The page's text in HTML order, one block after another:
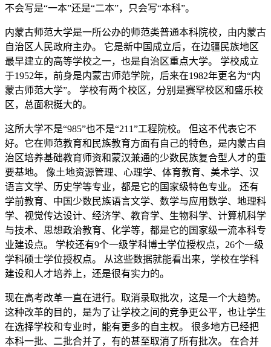
不会写是“一本”还是“二本”，只会写“本科”。
内蒙古师范大学是一所公办的师范类普通本科院校，由内蒙古
自治区人民政府主办。 它是新中国成立后，在边疆民族地区
最早建立的高等学校之一，也是自治区重点大学。 学校成立
于1952年，前身是内蒙古师范学院，后来在1982年更名为“内
蒙古师范大学”。 学校有两个校区，分别是赛罕校区和盛乐校
区，总面积挺大的。
这所大学不是“985”也不是“211”工程院校。 但这不代表它不
好。它在师范教育和民族教育方面有自己的特色，是内蒙古自
治区培养基础教育师资和蒙汉兼通的少数民族复合型人才的重
要基地。 像土地资源管理、心理学、体育教育、美术学、汉
语言文学、历史学等专业，都是它的国家级特色专业。 还有
学前教育、中国少数民族语言文学、数学与应用数学、地理科
学、视觉传达设计、经济学、教育学、生物科学、计算机科学
与技术、思想政治教育、化学等，都是它的国家级一流本科专
业建设点。 学校还有9个一级学科博士学位授权点，26个一级
学科硕士学位授权点。 从这些数据就能看出来，学校在学科
建设和人才培养上，还是很有实力的。
现在高考改革一直在进行。取消录取批次，这是一个大趋势。
这种改革的目的，是为了让学校之间的竞争更公平，也让学生
在选择学校和专业时，能有更多的自主权。 很多地方已经把
本科一批、二批合并了，有的甚至取消了所有批次。 在合并